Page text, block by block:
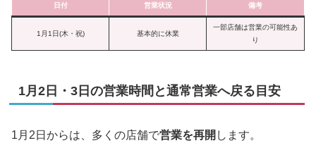
日付 営業状況 備考
1月1日(木・祝) 基本的に休業
一部店舗は営業の可能性あ
り
1月2日・3日の営業時間と通常営業へ戻る目安
1月2日からは、多くの店舗で営業を再開 します。